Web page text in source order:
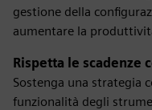
gestione della
aumentare la
Rispetta le scadenze
Sostenga una strategia
funzionalità degli